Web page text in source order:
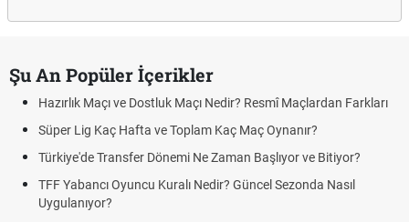
Şu An Popüler İçerikler
Hazırlık Maçı ve Dostluk Maçı Nedir? Resmî Maçlardan Farkları
Süper Lig Kaç Hafta ve Toplam Kaç Maç Oynanır?
Türkiye'de Transfer Dönemi Ne Zaman Başlıyor ve Bitiyor?
TFF Yabancı Oyuncu Kuralı Nedir? Güncel Sezonda Nasıl
Uygulanıyor?